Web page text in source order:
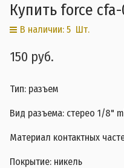
Купить force
В наличии: 5 Шт.
150 руб.
Тип: разъем
Вид разъема: стерео 1/8"
Материал контактных
Покрытие: никель